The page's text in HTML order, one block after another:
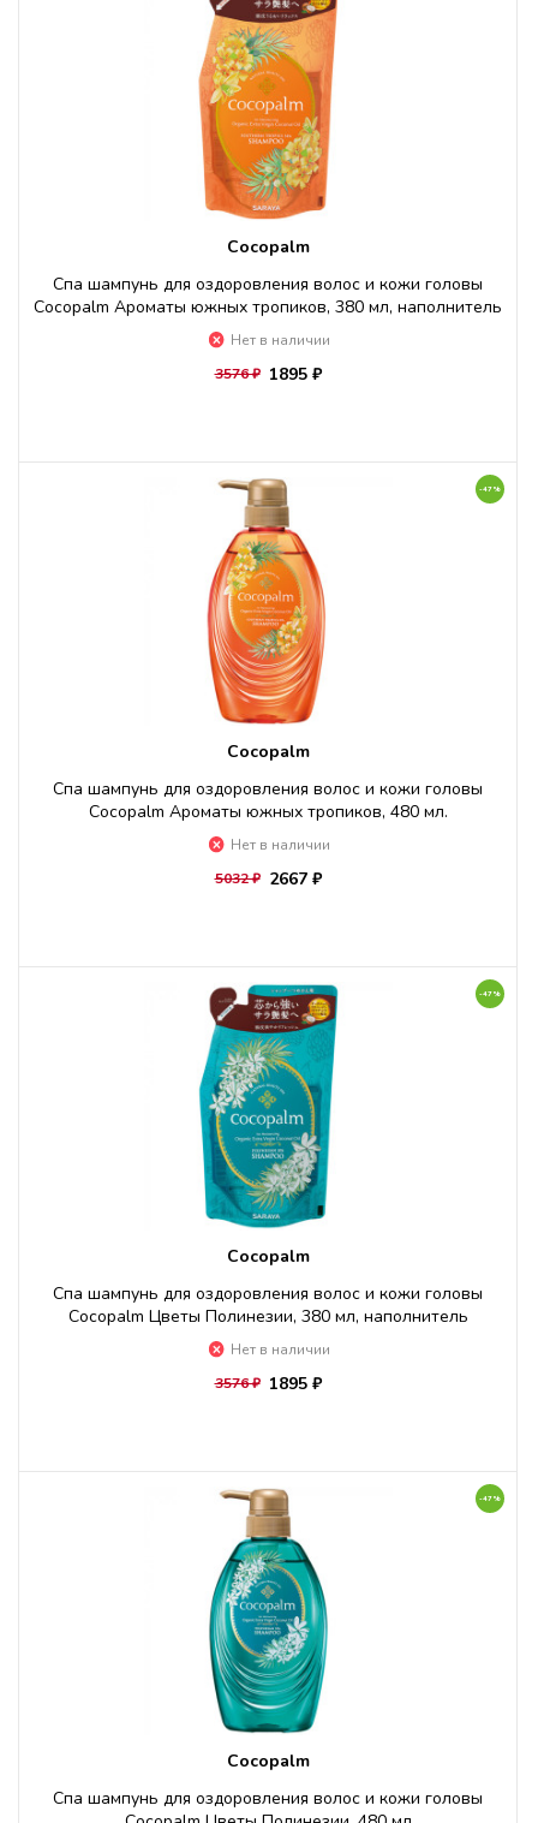
Cocopalm
Спа шампунь для оздоровления волос и кожи головы
Cocopalm Ароматы южных тропиков, 380 мл, наполнитель
Нет в наличии
3576 ₽ 1895 ₽
-47%
Cocopalm
Спа шампунь для оздоровления волос и кожи головы
Cocopalm Ароматы южных тропиков, 480 мл.
Нет в наличии
5032 ₽ 2667 ₽
-47%
Cocopalm
Спа шампунь для оздоровления волос и кожи головы
Cocopalm Цветы Полинезии, 380 мл, наполнитель
Нет в наличии
3576 ₽ 1895 ₽
-47%
Cocopalm
Спа шампунь для оздоровления волос и кожи головы